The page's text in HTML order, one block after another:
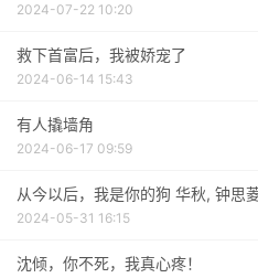
2024-07-22 10:20
救下首富后，我被娇宠了
2024-06-14 15:43
有人撬墙角
2024-06-17 09:59
从今以后，我是你的狗 华秋, 钟思
2024-05-31 16:15
沈倾，你不死，我真心疼！